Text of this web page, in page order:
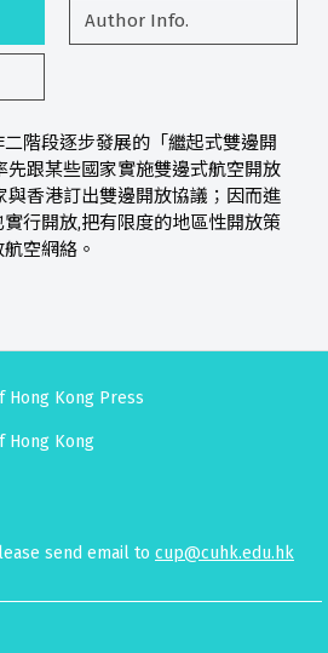
Author Info.
階段逐步發展的「繼起式雙邊開
先跟某些國家實施雙邊式航空開放
與香港訂出雙邊開放協議；因而進
行開放,把有限度的地區性開放策
空網絡。
Hong Kong Press
Hong Kong
send email to cup@cuhk.edu.hk